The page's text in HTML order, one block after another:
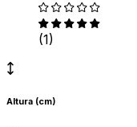
(1)
Altura (cm)